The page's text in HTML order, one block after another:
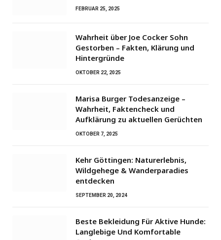
FEBRUAR 25, 2025
Wahrheit über Joe Cocker Sohn
Gestorben – Fakten, Klärung und
Hintergründe
OKTOBER 22, 2025
Marisa Burger Todesanzeige –
Wahrheit, Faktencheck und
Aufklärung zu aktuellen Gerüchten
OKTOBER 7, 2025
Kehr Göttingen: Naturerlebnis,
Wildgehege & Wanderparadies
entdecken
SEPTEMBER 20, 2024
Beste Bekleidung Für Aktive Hunde:
Langlebige Und Komfortable